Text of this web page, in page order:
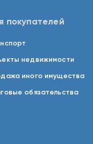
покупателей
недвижимости
иного имущества
обязательства